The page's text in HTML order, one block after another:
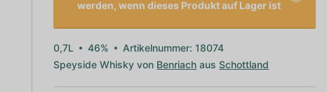
werden, wenn dieses Produkt auf Lager ist
0,7L 46%
Artikelnummer: 18074
Speyside Whisky von Benriach ausSchottland